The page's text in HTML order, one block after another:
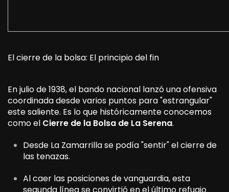
El cierre de la bolsa: El principio del fin
En julio de 1938, el bando nacional lanzó una ofensiva
coordinada desde varios puntos para "estrangular"
este saliente. Es lo que históricamente conocemos
como el Cierre de la Bolsa de La Serena.
Desde La Zamarrilla se podía "sentir" el cierre de
las tenazas.
Al caer las posiciones de vanguardia, esta